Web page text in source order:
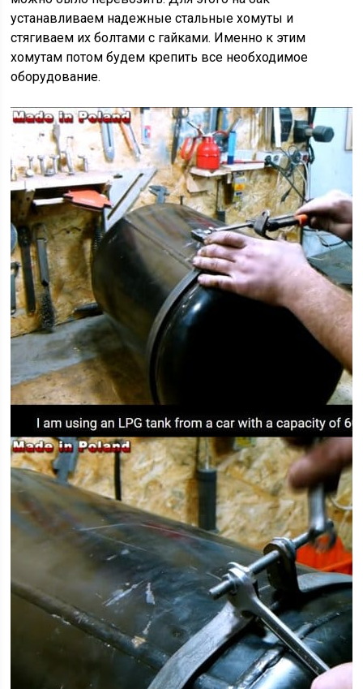
устанавливаем надежные стальные хомуты и
стягиваем их болтами с гайками. Именно к этим
хомутам потом будем крепить все необходимое
оборудование.